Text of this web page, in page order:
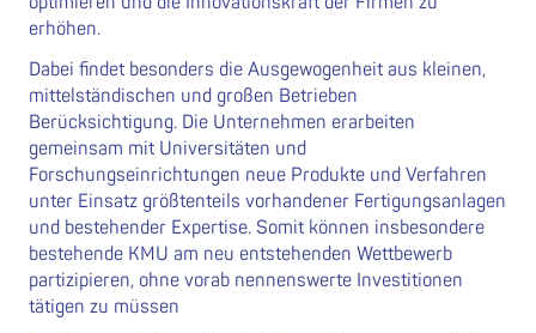
erhöhen.
Dabei findet besonders die Ausgewogenheit aus kleinen,
mittelständischen und großen Betrieben
Berücksichtigung. Die Unternehmen erarbeiten
gemeinsam mit Universitäten und
Forschungseinrichtungen neue Produkte und Verfahren
unter Einsatz größtenteils vorhandener Fertigungsanlagen
und bestehender Expertise. Somit können insbesondere
bestehende KMU am neu entstehenden Wettbewerb
partizipieren, ohne vorab nennenswerte Investitionen
tätigen zu müssen